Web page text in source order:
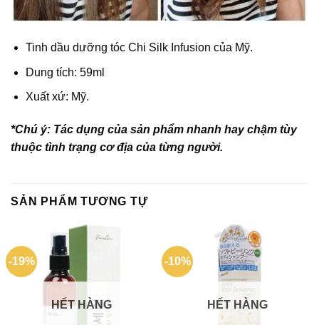
Tinh dầu dưỡng tóc Chi Silk Infusion của Mỹ.
Dung tích: 59ml
Xuất xứ: Mỹ.
*Chú ý: Tác dụng của sản phẩm nhanh hay chậm tùy
thuộc tình trạng cơ địa của từng người.
SẢN PHẨM TƯƠNG TỰ
-19%
HẾT HÀNG
-10%
HẾT HÀNG